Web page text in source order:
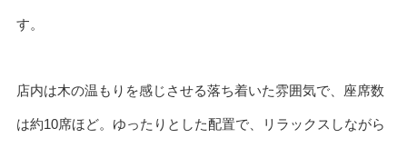
す。
店内は木の温もりを感じさせる落ち着いた雰囲気で、座席数
は約10席ほど。ゆったりとした配置で、リラックスしながら